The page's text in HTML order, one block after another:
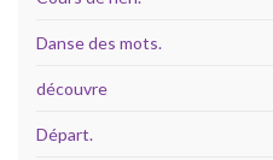
Danse des mots.
découvre
Départ.